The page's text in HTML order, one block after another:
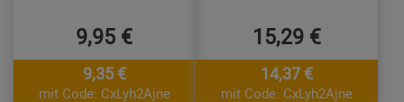
9,95 €
9,35 €
mit Code: CxLyh2Ajne
15,29 €
14,37 €
mit Code: CxLyh2Ajne